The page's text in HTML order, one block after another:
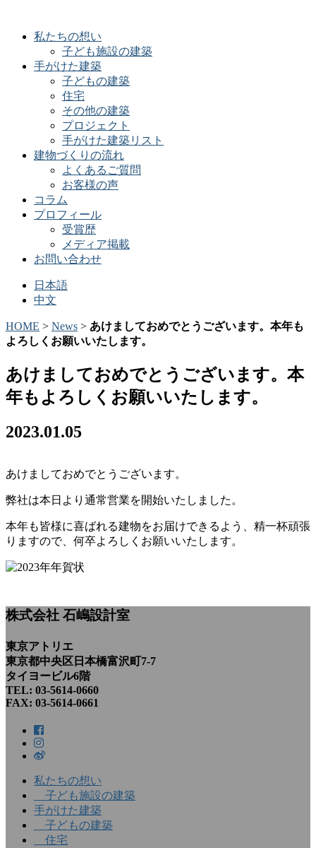
私たちの想い
子ども施設の建築
手がけた建築
子どもの建築
住宅
その他の建築
プロジェクト
手がけた建築リスト
建物づくりの流れ
よくあるご質問
お客様の声
コラム
プロフィール
受賞歴
メディア掲載
お問い合わせ
日本語
中文
HOME > News > あけましておめでとうございます。本年も
よろしくお願いいたします。
あけましておめでとうございます。本
年もよろしくお願いいたします。
2023.01.05
あけましておめでとうございます。
弊社は本日より通常営業を開始いたしました。
本年も皆様に喜ばれる建物をお届けできるよう、精一杯頑張
りますので、何卒よろしくお願いいたします。
株式会社 石嶋設計室
東京アトリエ
東京都中央区日本橋富沢町7-7
タイヨービル6階
TEL: 03-5614-0660
FAX: 03-5614-0661
私たちの想い
子ども施設の建築
手がけた建築
子どもの建築
住宅